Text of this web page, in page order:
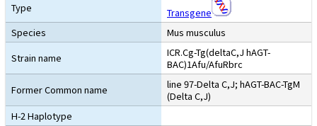
Type
Transgene
Species
Mus musculus
Strain name
ICR.Cg-Tg(deltaC,J hAGT-
BAC)1Afu/AfuRbrc
Former Common name
line 97-Delta C,J; hAGT-BAC-TgM
(Delta C,J)
H-2 Haplotype